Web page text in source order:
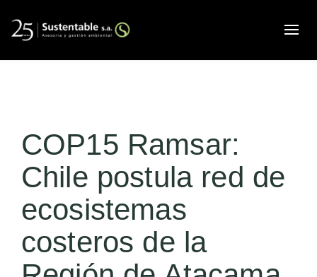
COP15 Ramsar:
Chile postula red de
ecosistemas
costeros de la